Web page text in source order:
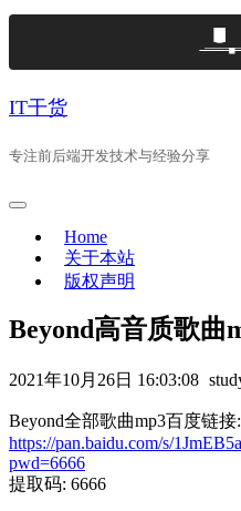
Skip
IT干货
专注前后端开发技术与经验分享
Home
关于本站
版权声明
Beyond高音质歌曲
2021年10月26日 16:03:08
Beyond全部歌曲mp3百度链接:
https://pan.baidu.com/s/
pwd=6666
提取码: 6666